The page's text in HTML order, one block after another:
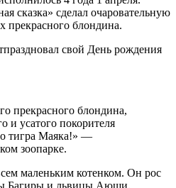
сказка» сделал очаровательную
прекрасного блондина.
прекрасного блондина,
и усатого покорителя
тигра Маяка!» —
зоопарке.
маленьким котенком. Он рос
Багиры и львицы Аюши.